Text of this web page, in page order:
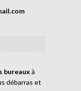
bureaux à
débarras et